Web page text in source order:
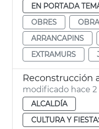
EN PORTADA
OBRES
ARRANCAPINS
EXTRAMURS
modificado hace 2
ALCALDÍA
CULTURA Y